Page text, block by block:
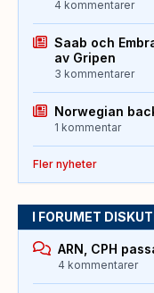
4 kommentarer
Saab och
av Gripen
3 kommentarer
Norwegian
1 kommentar
Fler nyheter
I FORUMET
ARN, CPH
4 kommentarer